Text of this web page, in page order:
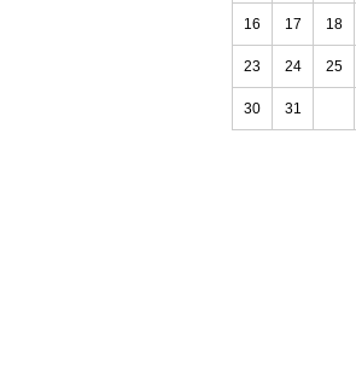
16 17 18
23 24 25
30 31